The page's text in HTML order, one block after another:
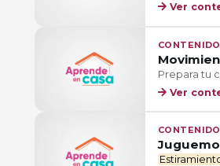
Ver
Prepara tu
Ver